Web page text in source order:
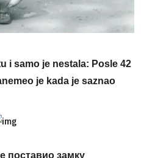
i samo je nestala: Posle 42
je kada je saznao
поставио замку